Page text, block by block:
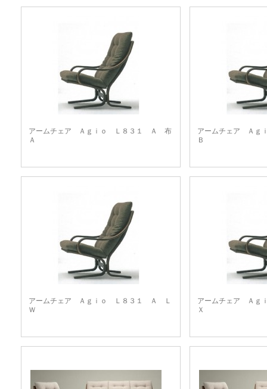
アームチェア Ａｇｉｏ Ｌ８３１ Ａ 布
Ａ
アームチェア Ａ
Ｂ
アームチェア Ａｇｉｏ Ｌ８３１ Ａ Ｌ
Ｗ
アームチェア Ａ
Ｘ